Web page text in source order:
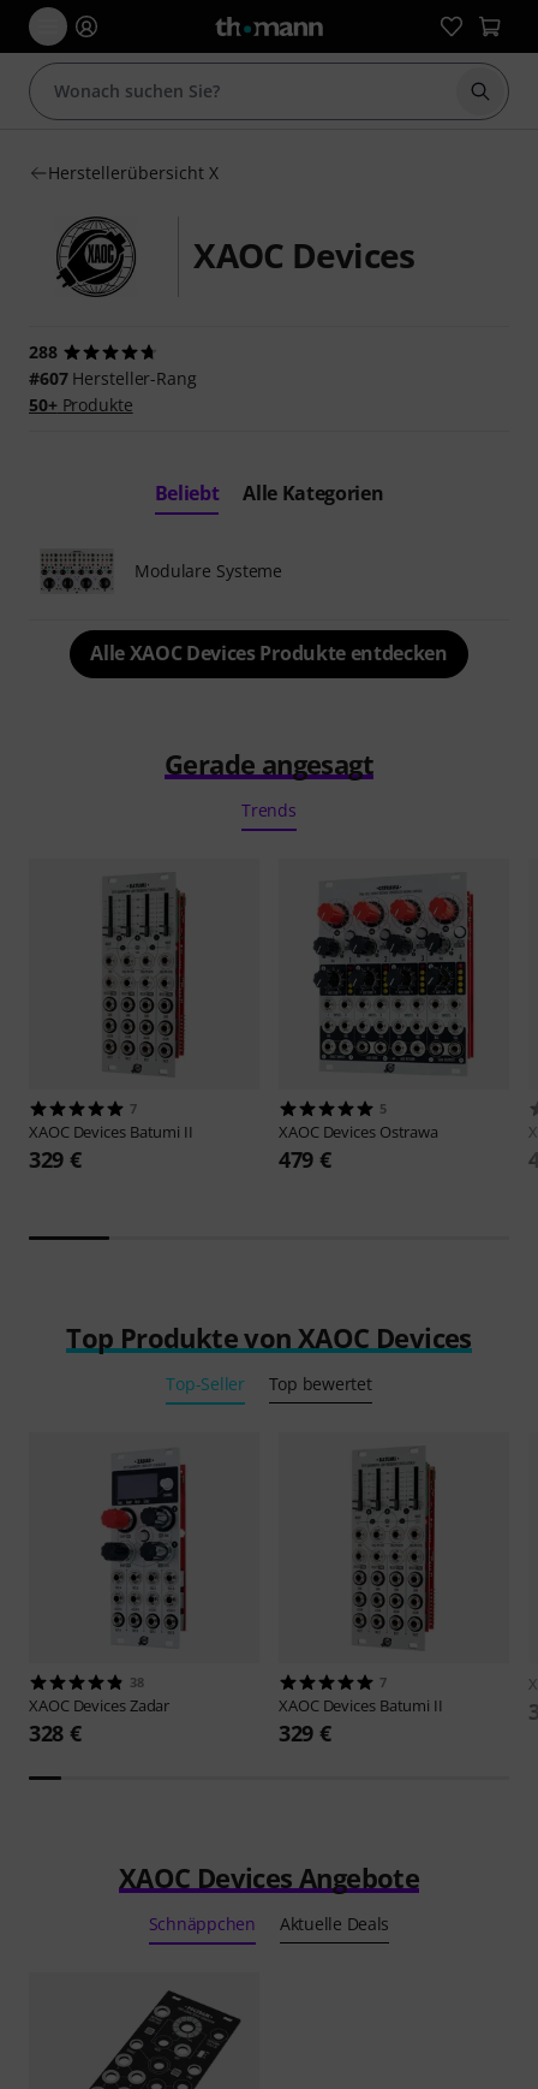
Suche
Herstellerübersicht X
XAOC Devices
288
#607Hersteller-Rang
50+Produkte
Beliebt Alle Kategorien
Modulare Systeme
Alle XAOC Devices Produkte entdecken
Gerade angesagt
Trends
7
XAOC Devices Batumi II
329 €
5
XAOC Devices Ostrawa
479 €
Top Produkte von XAOC Devices
Top-Seller Top bewertet
38
XAOC DevicesZadar
328 €
7
XAOC Devices Batumi II
329 €
XAOC Devices Angebote
Schnäppchen Aktuelle Deals